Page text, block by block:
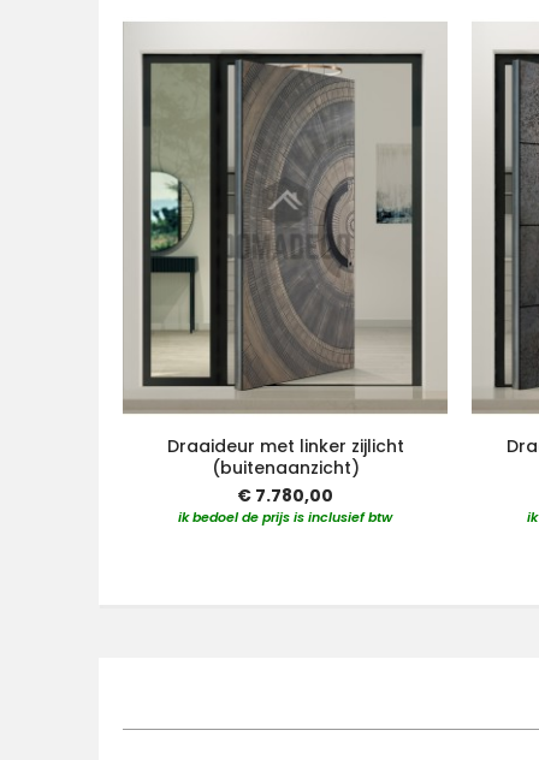
Draaideur met linker zijlicht
(buitenaanzicht)
€ 7.780,00
ik bedoel de prijs is inclusief btw